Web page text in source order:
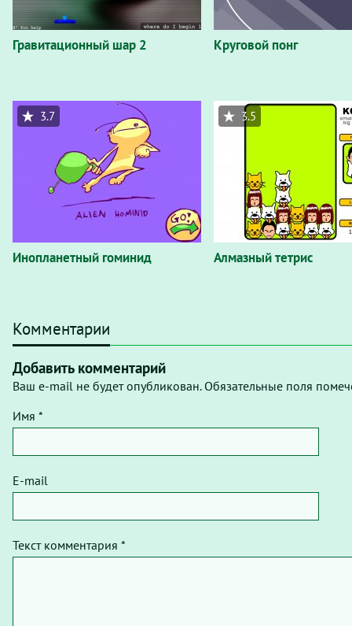
Гравитационный шар 2 Круговой понг
Инопланетный гоминид
3.7
Алмазный тетрис
3.5
Комментарии
Добавить комментарий
Ваш e-mail не будет опубликован. Обязательные поля
Имя *
E-mail
Текст комментария *